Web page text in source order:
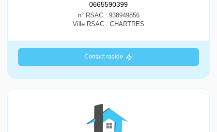
0665590399
n° RSAC : 938949856
Ville RSAC : CHARTRES
Contact rapide